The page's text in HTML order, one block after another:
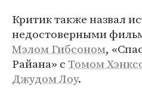
Критик также назвал
недостоверными
Мэлом Гибсоном,
Райана» сТомом
Джудом Лоу.